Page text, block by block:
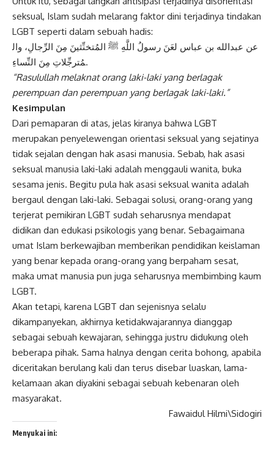
seksual, Islam sudah melarang faktor dini terjadinya tindakan
LGBT seperti dalam sebuah hadis:
عن عبدالله بن عباس لعَنَ رسولُ اللَّهِ ﷺ المُتخنِّثينَ مِنَ الرِّجالِ، وال
مُترجِّلاتِ مِنَ النِّساءِ.
“Rasulullah melaknat orang laki-laki yang berlagak
perempuan dan perempuan yang berlagak laki-laki.”
Kesimpulan
Dari pemaparan di atas, jelas kiranya bahwa LGBT
merupakan penyelewengan orientasi seksual yang sejatinya
tidak sejalan dengan hak asasi manusia. Sebab, hak asasi
seksual manusia laki-laki adalah menggauli wanita, buka
sesama jenis. Begitu pula hak asasi seksual wanita adalah
bergaul dengan laki-laki. Sebagai solusi, orang-orang yang
terjerat pemikiran LGBT sudah seharusnya mendapat
didikan dan edukasi psikologis yang benar. Sebagaimana
umat Islam berkewajiban memberikan pendidikan keislaman
yang benar kepada orang-orang yang berpaham sesat,
maka umat manusia pun juga seharusnya membimbing kaum
LGBT.
Akan tetapi, karena LGBT dan sejenisnya selalu
dikampanyekan, akhirnya ketidakwajarannya dianggap
sebagai sebuah kewajaran, sehingga justru didukung oleh
beberapa pihak. Sama halnya dengan cerita bohong, apabila
diceritakan berulang kali dan terus disebar luaskan, lama-
kelamaan akan diyakini sebagai sebuah kebenaran oleh
masyarakat.
Fawaidul Hilmi\Sidogiri
Menyukai ini: